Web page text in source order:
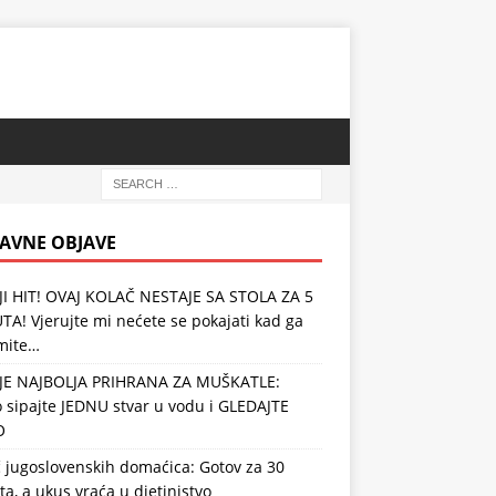
OBJAVE
HIT! OVAJ KOLAČ NESTAJE SA STOLA ZA 5
Vjerujte mi nećete se pokajati kad ga
NAJBOLJA PRIHRANA ZA MUŠKATLE:
sipajte JEDNU stvar u vodu i GLEDAJTE
jugoslovenskih domaćica: Gotov za 30
a ukus vraća u djetinjstvo